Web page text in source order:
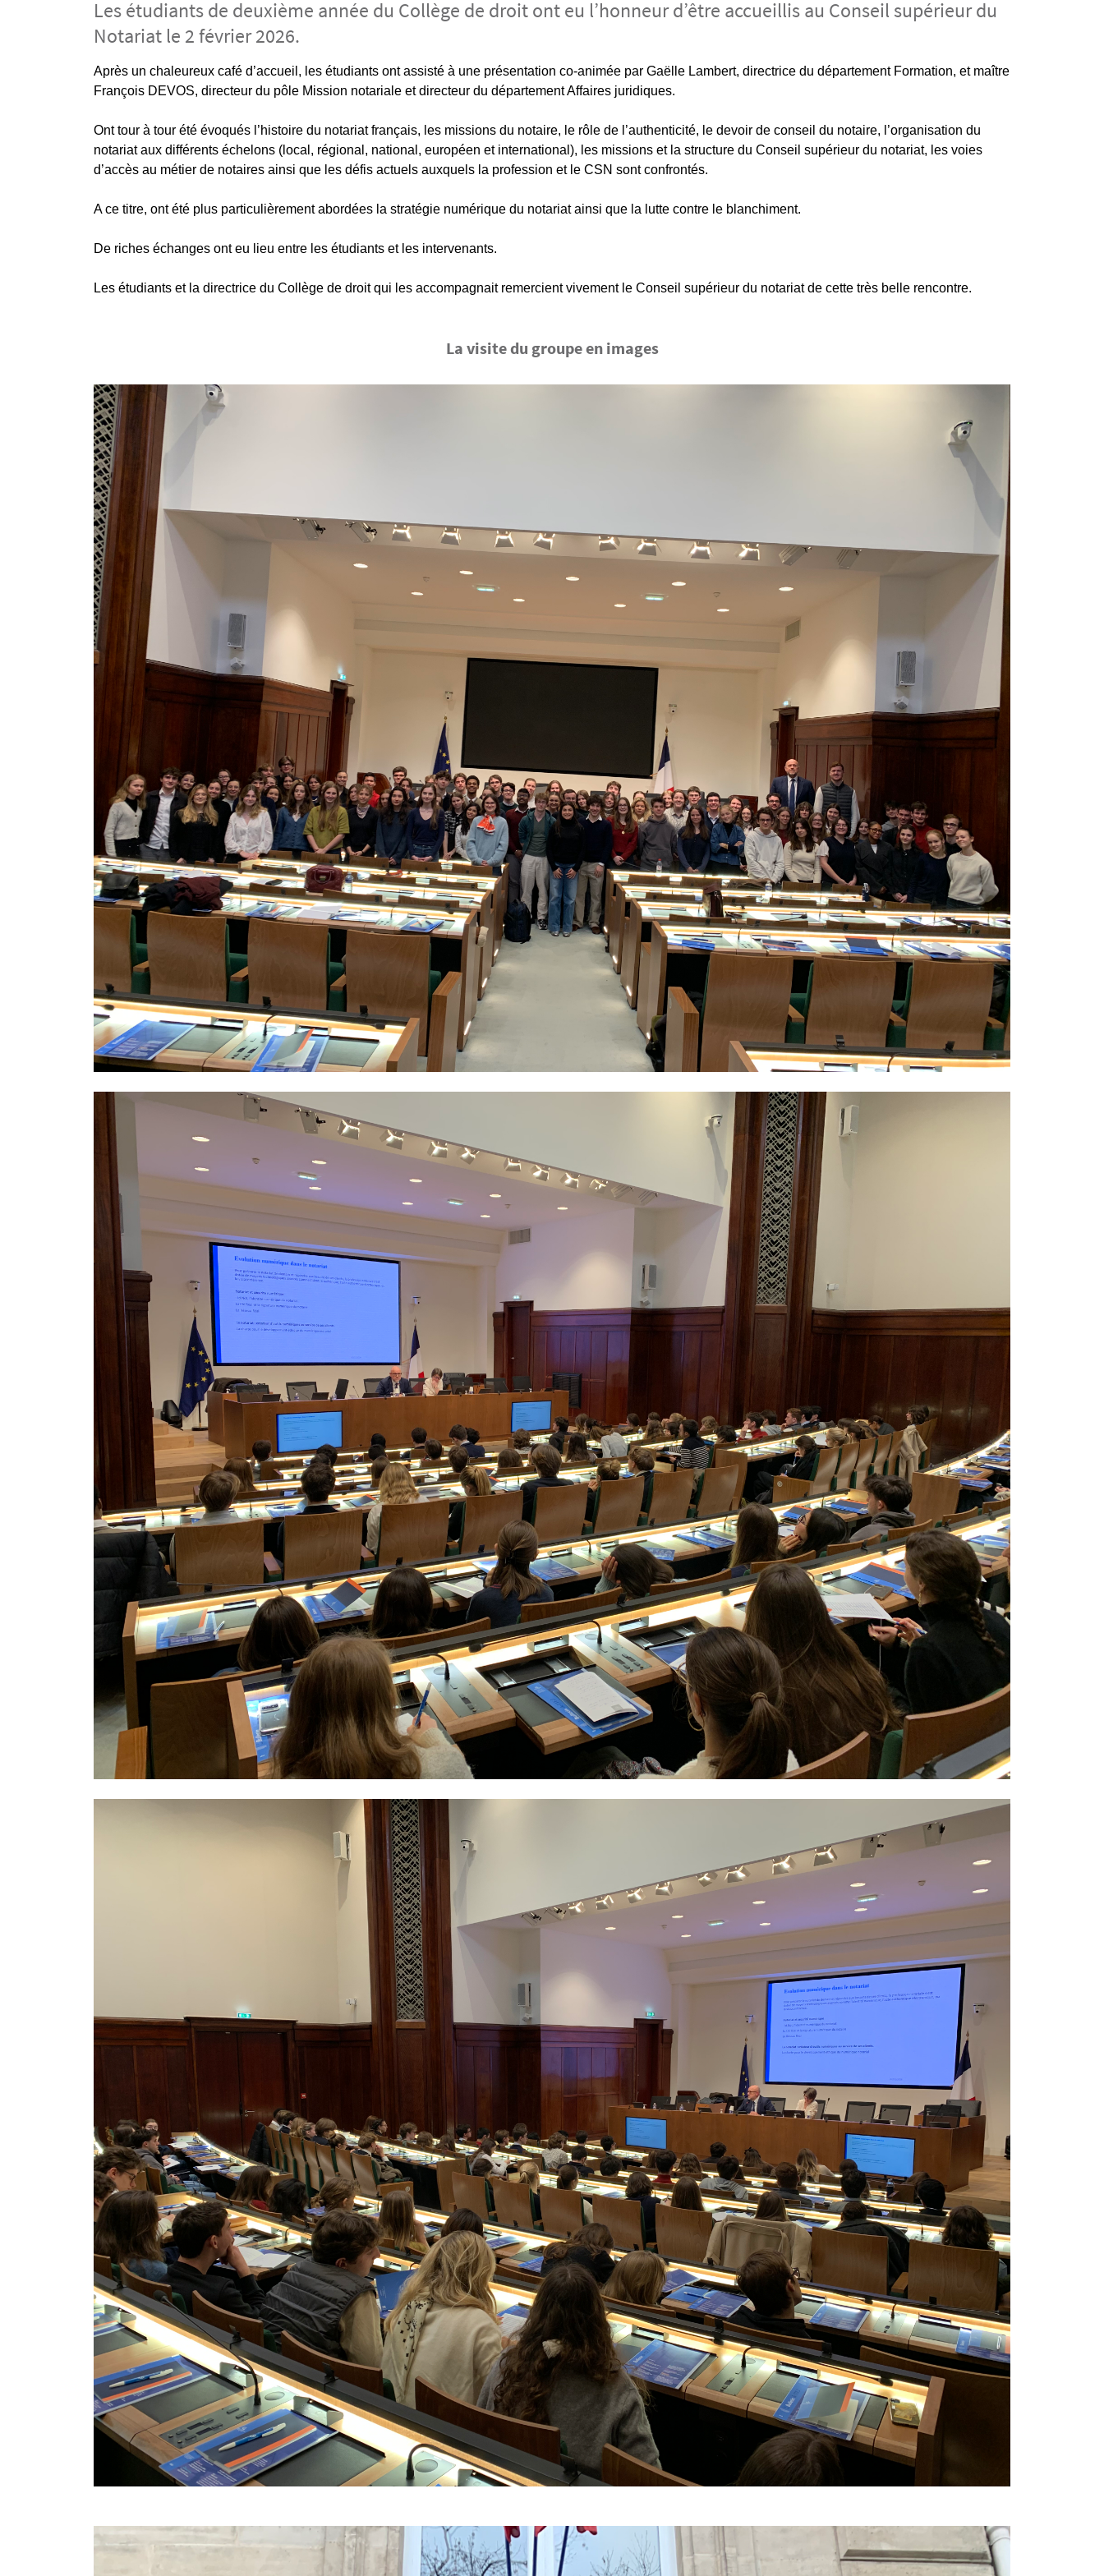
Les étudiants de deuxième année du Collège de droit ont eu l’honneur d’être accueillis au Conseil supérieur du
Notariat le 2 février 2026.
Texte
Après un chaleureux café d’accueil, les étudiants ont assisté à une présentation co-animée par Gaëlle Lambert, directrice du département Formation, et maître
François DEVOS, directeur du pôle Mission notariale et directeur du département Affaires juridiques.
Ont tour à tour été évoqués l’histoire du notariat français, les missions du notaire, le rôle de l’authenticité, le devoir de conseil du notaire, l’organisation du
notariat aux différents échelons (local, régional, national, européen et international), les missions et la structure du Conseil supérieur du notariat, les voies
d’accès au métier de notaires ainsi que les défis actuels auxquels la profession et le CSN sont confrontés.
A ce titre, ont été plus particulièrement abordées la stratégie numérique du notariat ainsi que la lutte contre le blanchiment.
De riches échanges ont eu lieu entre les étudiants et les intervenants.
Les étudiants et la directrice du Collège de droit qui les accompagnait remercient vivement le Conseil supérieur du notariat de cette très belle rencontre.
La visite du groupe en images
Image
Image
Image